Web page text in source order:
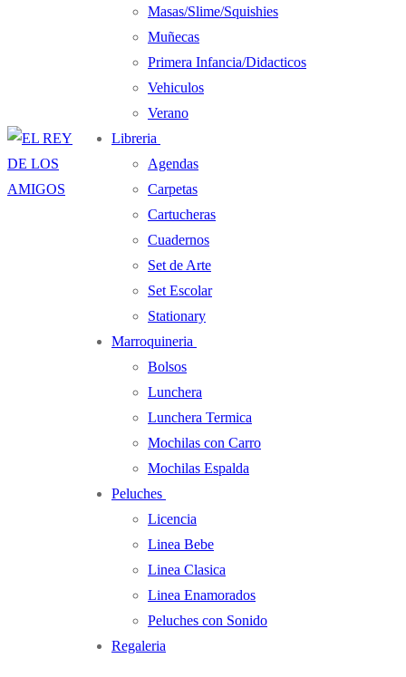
Masas/Slime/Squishies
Muñecas
Primera Infancia/Didacticos
Vehiculos
Verano
Libreria
Agendas
Carpetas
Cartucheras
Cuadernos
Set de Arte
Set Escolar
Stationary
Marroquineria
Bolsos
Lunchera
Lunchera Termica
Mochilas con Carro
Mochilas Espalda
Peluches
Licencia
Linea Bebe
Linea Clasica
Linea Enamorados
Peluches con Sonido
Regaleria